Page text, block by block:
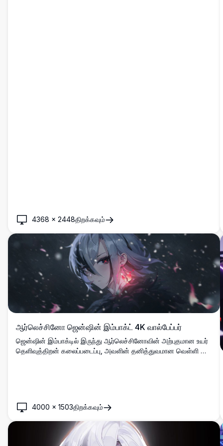
4368 × 2448திறக்கவும்
ஆர்லெச்சினோ ஜென்ஷின் இம்பாக்ட் 4K வால்பேப்பர்
ஜென்ஷின் இம்பாக்டில் இருந்து ஆர்லெச்சினோவின் அற்புதமான உயர்
தெளிவுத்திறன் கலைப்படைப்பு, அவளின் தனித்துவமான வெள்ளி முடி
4000 × 1503திறக்கவும்